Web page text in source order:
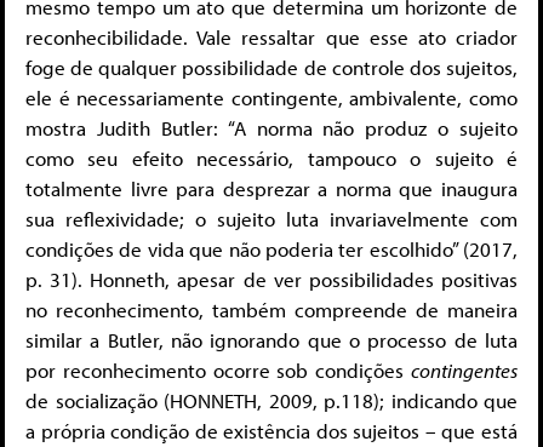
mesmo tempo um ato que determina um horizonte de
reconhecibilidade. Vale ressaltar que esse ato criador
foge de qualquer possibilidade de controle dos sujeitos,
ele é necessariamente contingente, ambivalente, como
mostra Judith Butler: “A norma não produz o sujeito
como seu efeito necessário, tampouco o sujeito é
totalmente livre para desprezar a norma que inaugura
sua reflexividade; o sujeito luta invariavelmente com
condições de vida que não poderia ter escolhido” (2017,
p. 31). Honneth, apesar de ver possibilidades positivas
no reconhecimento, também compreende de maneira
similar a Butler, não ignorando que o processo de luta
por reconhecimento ocorre sob condições contingentes
de socialização (HONNETH, 2009, p.118); indicando que
a própria condição de existência dos sujeitos – que está